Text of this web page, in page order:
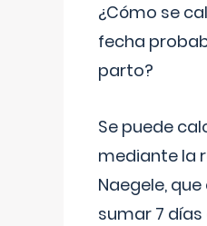
¿Cómo se
fecha
parto?
Se puede
mediante la
Naegele,
sumar 7